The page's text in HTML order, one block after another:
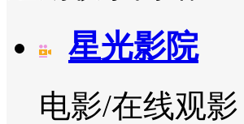
星光影院
电影/在线观影